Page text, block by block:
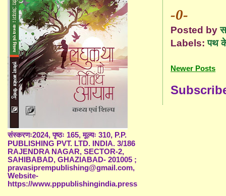
-0-
Posted by
Labels:पथ
Newer Posts
संस्करणः2024, पृष्ठः 165, मूल्यः 310, P.P.
PUBLISHING PVT. LTD. INDIA. 3/186
RAJENDRA NAGAR, SECTOR-2,
SAHIBABAD, GHAZIABAD- 201005 ;
pravasiprempublishing@gmail.com,
Website-
https://www.pppublishingindia.press